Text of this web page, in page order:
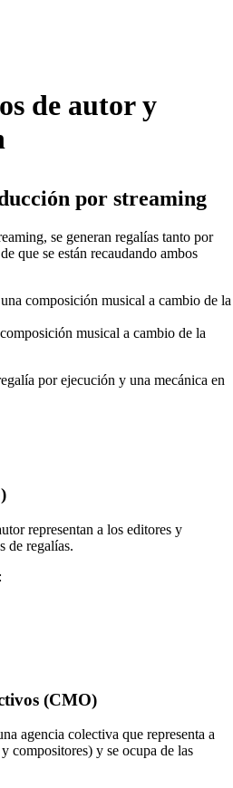
de autor y
por streaming
se generan regalías tanto por
que se están recaudando ambos
composición musical a cambio de la
musical a cambio de la
por ejecución y una mecánica en
representan a los editores y
de regalías.
(CMO)
agencia colectiva que representa a
compositores) y se ocupa de las